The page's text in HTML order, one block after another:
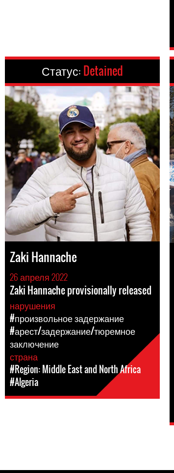
Статус: Detained
Zaki Hannache
26 апреля 2022
Zaki Hannache provisionally released
нарушения
#произвольное задержание
#арест/задержание/тюремное
заключение
страна
#Region: Middle East and North Africa
#Algeria
Pages